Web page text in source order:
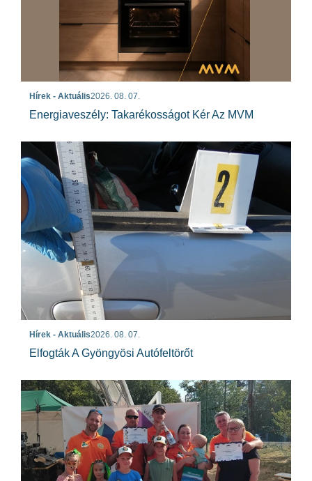
Hírek - Aktuális2026. 08. 07.
Energiaveszély: Takarékosságot Kér Az MVM
Hírek - Aktuális2026. 08. 07.
Elfogták A Gyöngyösi Autófeltörőt